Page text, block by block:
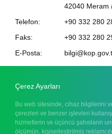
42040 Meram
Telefon:
+90 332 280
Faks:
+90 332 280
E-Posta:
KEP:
Anasayfa
Elektronik Proje
Çerez Ayarları
Bu web sitesinde, cihaz bilgilerini
çerezleri ve benzer işlevleri
hizmetlerin ve üçüncü şahısların
ölçümün, kişiselleştirilmiş